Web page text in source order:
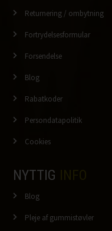
Returnering / ombytning
Fortrydelsesformular
Forsendelse
Blog
Rabatkoder
Persondatapolitik
Cookies
NYTTIG
Blog
Pleje af gummistøvler